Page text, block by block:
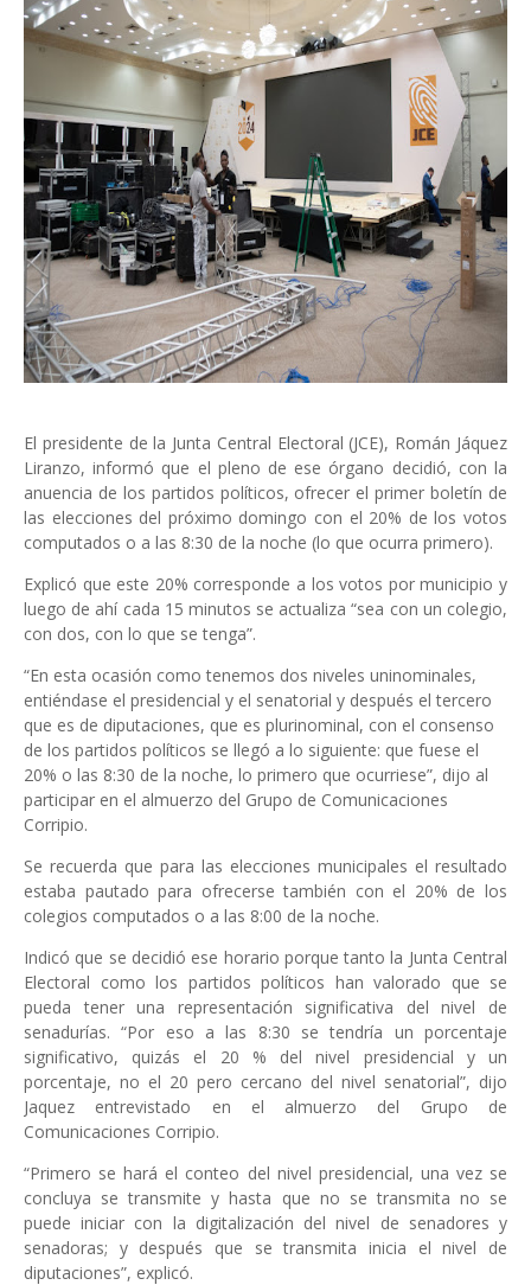
El presidente de la Junta Central Electoral (JCE), Román Jáquez
Liranzo, informó que el pleno de ese órgano decidió, con la
anuencia de los partidos políticos, ofrecer el primer boletín de
las elecciones del próximo domingo con el 20% de los votos
computados o a las 8:30 de la noche (lo que ocurra primero).
Explicó que este 20% corresponde a los votos por municipio y
luego de ahí cada 15 minutos se actualiza “sea con un colegio,
con dos, con lo que se tenga”.
“En esta ocasión como tenemos dos niveles uninominales,
entiéndase el presidencial y el senatorial y después el tercero
que es de diputaciones, que es plurinominal, con el consenso
de los partidos políticos se llegó a lo siguiente: que fuese el
20% o las 8:30 de la noche, lo primero que ocurriese”, dijo al
participar en el almuerzo del Grupo de Comunicaciones
Corripio.
Se recuerda que para las elecciones municipales el resultado
estaba pautado para ofrecerse también con el 20% de los
colegios computados o a las 8:00 de la noche.
Indicó que se decidió ese horario porque tanto la Junta Central
Electoral como los partidos políticos han valorado que se
pueda tener una representación significativa del nivel de
senadurías. “Por eso a las 8:30 se tendría un porcentaje
significativo, quizás el 20 % del nivel presidencial y un
porcentaje, no el 20 pero cercano del nivel senatorial”, dijo
Jaquez entrevistado en el almuerzo del Grupo de
Comunicaciones Corripio.
“Primero se hará el conteo del nivel presidencial, una vez se
concluya se transmite y hasta que no se transmita no se
puede iniciar con la digitalización del nivel de senadores y
senadoras; y después que se transmita inicia el nivel de
diputaciones”, explicó.